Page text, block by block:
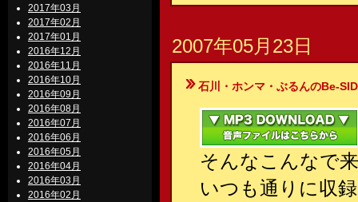
2017年03月
2017年02月
2017年01月
2016年12月
2016年11月
2016年10月
2016年09月
2016年08月
2016年07月
2016年06月
2016年05月
2016年04月
2016年03月
2016年02月
2007年05月23日
石川・ホンマ・ぶるんのBe-
そんなこんなで
いつも通りに収